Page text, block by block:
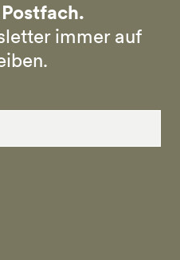
immer auf